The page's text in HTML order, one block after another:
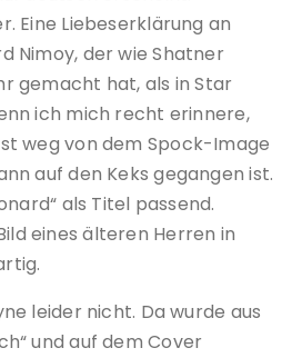
Eine Liebeserklärung an
Nimoy, der wie Shatner
gemacht hat, als in Star
ich mich recht erinnere,
weg von dem Spock-Image
auf den Keks gegangen ist.
als Titel passend.
eines älteren Herren in
leider nicht. Da wurde aus
und auf dem Cover